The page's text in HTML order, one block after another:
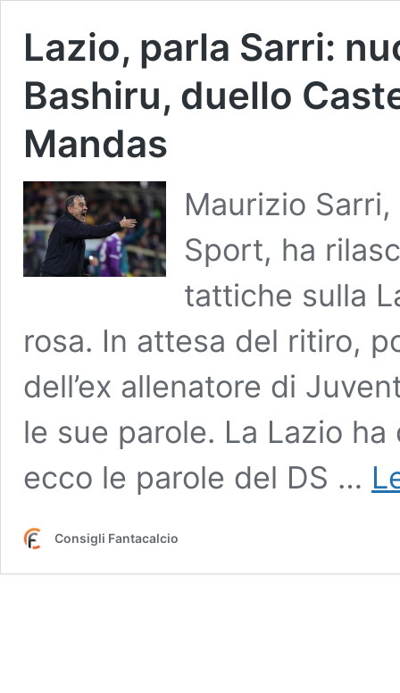
Lazio, parla Sarri:
Bashiru, duello
Mandas
Maurizio
Sport, ha
tattiche sulla
rosa. In attesa del ritiro,
dell’ex allenatore di
le sue parole. La Lazio
ecco le parole del DS …
Consigli Fantacalcio